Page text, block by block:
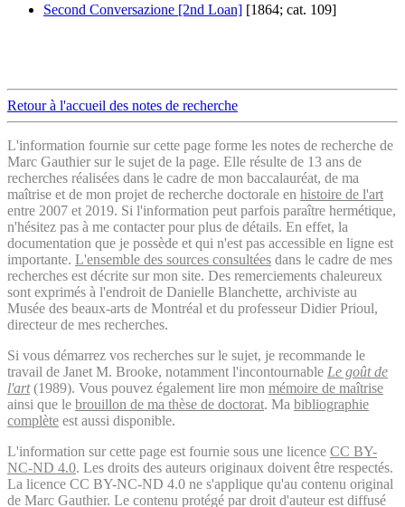
Second Conversazione [2nd Loan] [1864; cat. 109]
Retour à l'accueil des notes de recherche
L'information fournie sur cette page forme les notes de recherche de
Marc Gauthier sur le sujet de la page. Elle résulte de 13 ans de
recherches réalisées dans le cadre de mon baccalauréat, de ma
maîtrise et de mon projet de recherche doctorale en histoire de l'art
entre 2007 et 2019. Si l'information peut parfois paraître hermétique,
n'hésitez pas à me contacter pour plus de détails. En effet, la
documentation que je possède et qui n'est pas accessible en ligne est
importante. L'ensemble des sources consultées dans le cadre de mes
recherches est décrite sur mon site. Des remerciements chaleureux
sont exprimés à l'endroit de Danielle Blanchette, archiviste au
Musée des beaux-arts de Montréal et du professeur Didier Prioul,
directeur de mes recherches.
Si vous démarrez vos recherches sur le sujet, je recommande le
travail de Janet M. Brooke, notamment l'incontournable Le goût de
l'art(1989). Vous pouvez également lire mon mémoire de maîtrise
ainsi que le brouillon de ma thèse de doctorat. Ma bibliographie
complète est aussi disponible.
L'information sur cette page est fournie sous une licence CC BY-
NC-ND 4.0. Les droits des auteurs originaux doivent être respectés.
La licence CC BY-NC-ND 4.0 ne s'applique qu'au contenu original
de Marc Gauthier. Le contenu protégé par droit d'auteur est diffusé